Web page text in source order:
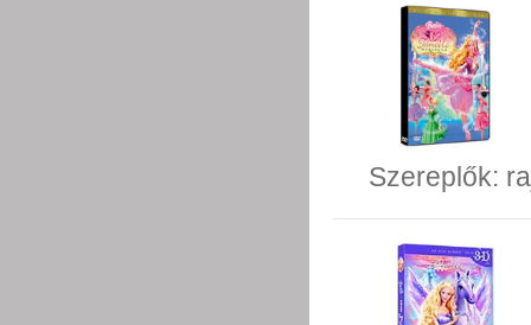
Szereplők: